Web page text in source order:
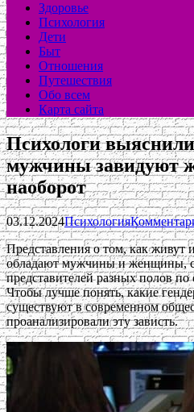
Здоровье
Психология
Дети
Быт
Отношения
Путешествия
Обо всем
Карта сайта
Психологи
мужчины завидуют
наоборот
03.12.2024Психология
Представления о том, как живут
обладают мужчины и женщины,
представителей разных полов
Чтобы лучше понять, какие
существуют в современном
проанализировали эту зависть.